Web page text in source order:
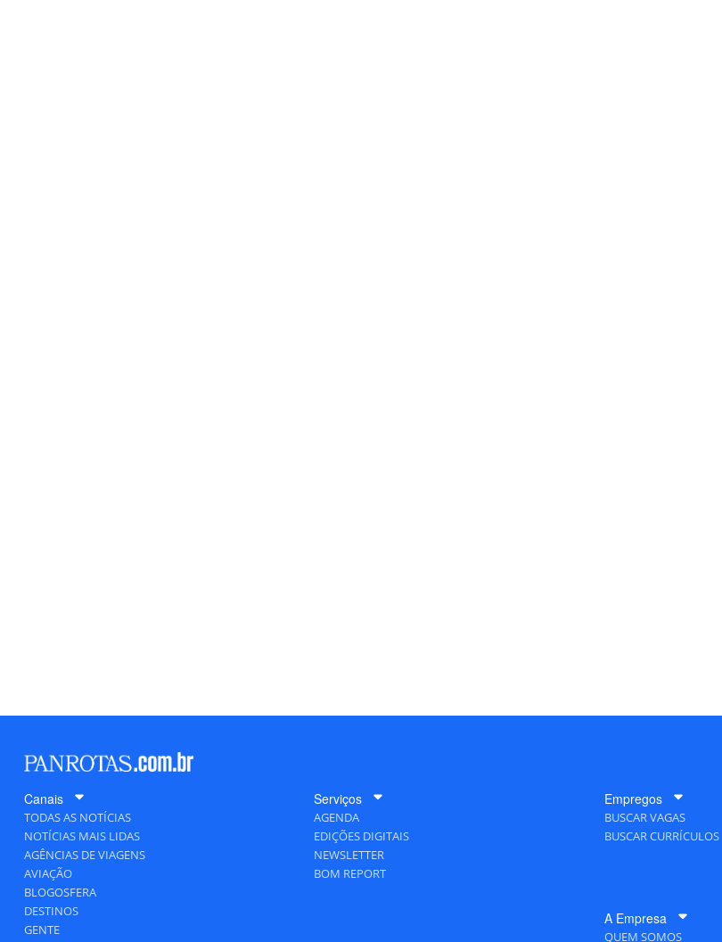
Canais
TODAS AS NOTÍCIAS
NOTÍCIAS MAIS LIDAS
AGÊNCIAS DE VIAGENS
AVIAÇÃO
BLOGOSFERA
DESTINOS
GENTE
Serviços
AGENDA
EDIÇÕES DIGITAIS
NEWSLETTER
BOM REPORT
Empregos
BUSCAR VAGAS
BUSCAR CURRÍCULOS
A Empresa
QUEM SOMOS